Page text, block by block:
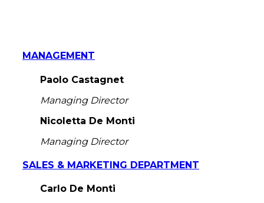
MANAGEMENT
Paolo Castagnet
Managing Director
Nicoletta De Monti
Managing Director
SALES & MARKETING DEPARTMENT
Carlo De Monti